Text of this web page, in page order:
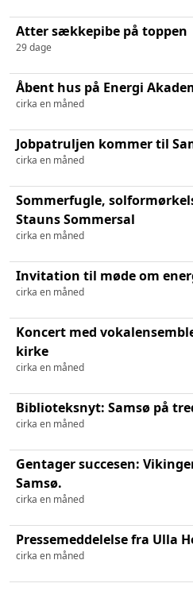
Atter sækkepibe på toppen
29 dage
Åbent hus på Energi
cirka en måned
Jobpatruljen kommer til
cirka en måned
Sommerfugle,
Stauns Sommersal
cirka en måned
Invitation til møde om
cirka en måned
Koncert med
kirke
cirka en måned
Biblioteksnyt: Samsø på
cirka en måned
Gentager succesen:
Samsø.
cirka en måned
Pressemeddelelse fra Ulla
cirka en måned